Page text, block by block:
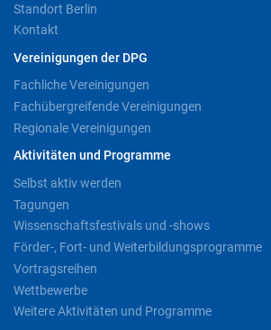
Standort Berlin
Kontakt
Vereinigungen der DPG
Fachliche Vereinigungen
Fachübergreifende Vereinigungen
Regionale Vereinigungen
Aktivitäten und Programme
Selbst aktiv werden
Tagungen
Wissenschaftsfestivals und -shows
Förder-, Fort- und Weiterbildungsprogramme
Vortragsreihen
Wettbewerbe
Weitere Aktivitäten und Programme